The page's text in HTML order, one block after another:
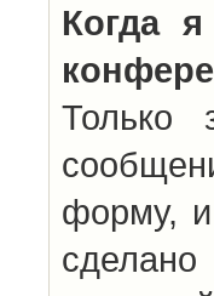
Когда
Только
форму, и